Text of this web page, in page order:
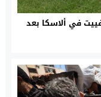
في ألاسكا بعد